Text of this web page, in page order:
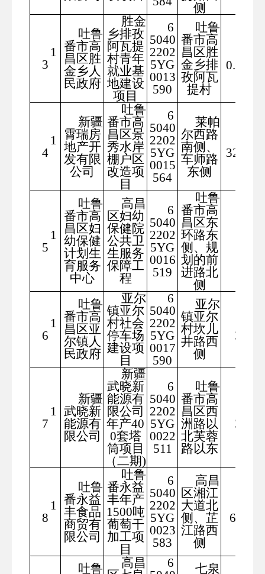
侧
1
3
吐鲁
番市高
昌区胜
金乡人
民政府
胜金
乡排孜
阿瓦提
村青年
就业基
地建设
项目
6
5040
2202
5YG
0013
590
吐鲁
番市高
昌区胜
金乡排
孜阿瓦
提村
0.00
1
4
新疆
霄瑞房
地产开
发有限
公司
吐鲁
番市高
昌区景
秀水岸
棚户区
改造项
目
6
5040
2202
5YG
0015
564
莱帕
尔西路
南侧、
车师路
东侧
32.58
1
5
吐鲁
番市高
昌区妇
幼保健
计划生
育服务
中心
高昌
区妇幼
保健院
公共卫
生服务
保障工
程
6
5040
2202
5YG
0016
519
吐鲁
番市高
昌区东
环路东
侧、规
划的前
进路北
侧
1
6
吐鲁
番市高
昌区亚
尔镇人
民政府
亚尔
镇亚尔
村社会
停车场
建设项
目
6
5040
2202
5YG
0017
590
亚尔
镇亚尔
村坎儿
井路西
侧
37
1
7
新疆
武晓新
能源有
限公司
新疆
武晓新
能源有
限公司
年产40
0套塔
筒项目
（二期)
6
5040
2202
5YG
0022
511
吐鲁
番市高
昌区西
洲路以
北芙蓉
路以东
30
1
8
吐鲁
番永益
丰食品
商贸有
限公司
吐鲁
番永益
丰年产
1500吨
葡萄干
加工项
目
6
5040
2202
5YG
0023
583
高昌
区湘江
大道北
侧、芷
江路西
侧
6.67
吐鲁
高昌
6
七泉